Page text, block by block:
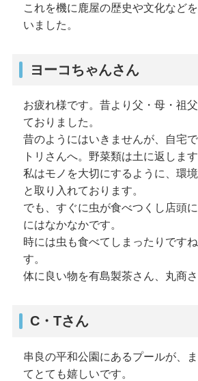
これを機に鹿屋の歴史や文化など
いました。
ヨーコちゃんさん
お疲れ様です。昔より父・母・祖
ておりました。
昔のようにはいきませんが、自宅
トリさんへ。野菜類は土に返します
私はモノを大切にするように、環
と取り入れております。
でも、すぐに虫が食べつくし店頭
にはなかなかです。
時には虫も食べてしまったりです
す。
体に良い物を有島製茶さん、丸商さ
C・Tさん
串良の平和公園にあるプールが、
てとても嬉しいです。